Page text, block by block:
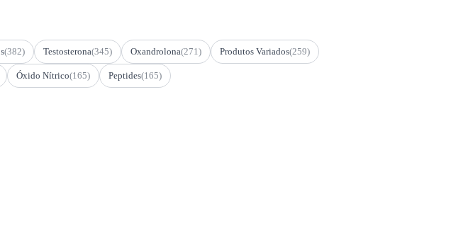
(382) Testosterona(345) Oxandrolona(271) Produtos Variados(259)
Óxido Nítrico(165) Peptides(165)